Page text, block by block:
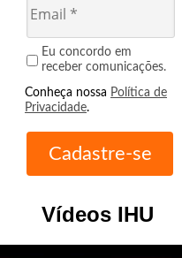
Eu concordo em
receber comunicações.
Conheça nossa Política de
Privacidade.
Vídeos IHU